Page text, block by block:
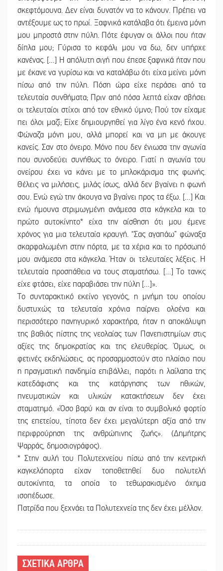
σκεφτόμουνα. Δεν είναι δυνατόν να το κάνουν. Πρέπει να
αντέξουμε ως το πρωί. Ξαφνικά κατάλαβα ότι έμεινα μόνη
μου μπροστά στην πύλη. Πότε έφυγαν οι άλλοι που ήταν
δίπλα μου; Γύρισα το κεφάλι μου να δω, δεν υπήρχε
κανένας. […] Η απόλυτη σιγή που έπεσε ξαφνικά ήταν που
με έκανε να γυρίσω και να καταλάβω ότι είχα μείνει μόνη
πίσω από την πύλη. Πόση ώρα είχε περάσει από τα
τελευταία συνθήματα; Πριν από πόσα λεπτά είχαν σβήσει
οι τελευταίοι στίχοι από τον εθνικό ύμνο; Πού τον είχαμε
πει όλοι μαζί; Είχε δημιουργηθεί για λίγο ένα κενό ήχου.
Φώναζα μόνη μου, αλλά μπορεί και να μη με άκουγε
κανείς. Σαν στο όνειρο. Μόνο που δεν ένιωσα την αγωνία
που συνοδεύει συνήθως το όνειρο. Γιατί η αγωνία του
ονείρου έχει να κάνει με το μπλοκάρισμα της φωνής.
Θέλεις να μιλήσεις, μιλάς ίσως, αλλά δεν βγαίνει η φωνή
σου. Ενώ εγώ την άκουγα να βγαίνει προς τα έξω. […] Και
ενώ ήμουνα στριμωγμένη ανάμεσα στα κάγκελα και το
πρώτο αυτοκίνητο* είχα την αίσθηση ότι μου έμενε
χρόνος για μια τελευταία κραυγή. “Σας αγαπάω” φώναξα
σκαρφαλωμένη στην πόρτα, με τα χέρια και το πρόσωπό
μου ανάμεσα στα κάγκελα. Ήταν οι τελευταίες λέξεις. Η
τελευταία προσπάθεια να τους σταματήσω. […] Το τανκς
είχε φτάσει, είχε παραβιάσει την πύλη […]».
Το συνταρακτικό εκείνο γεγονός, η μνήμη του οποίου
δυστυχώς τα τελευταία χρόνια παίρνει ολοένα και
περισσότερο πανηγυρικό χαρακτήρα, ήταν η αποκάλυψη
της βαθιάς πίστης της νεολαίας των Πανεπιστημίων στις
αξίες της δημοκρατίας και της ελευθερίας. Όμως, οι
φετινές εκδηλώσεις, ας προσαρμοστούν στο πλαίσιο που
η πραγματική πανδημία επιβάλλει, παρότι η λαίλαπα της
κατεδάφισης και της κατάργησης των ηθικών,
πνευματικών και υλικών κατακτήσεων δεν έχει
σταματημό. «Όσο βαρύ και αν είναι το συμβολικό φορτίο
της επετείου, τίποτα δεν έχει μεγαλύτερη αξία από την
περιφρούρηση της ανθρώπινης ζωής». (Δημήτρης
Ψαρράς, δημοσιογράφος).
* Στην αυλή του Πολυτεχνείου πίσω από την κεντρική
καγκελόπορτα είχαν τοποθετηθεί δυο πολυτελή
αυτοκίνητα, τα οποία το τεθωρακισμένο όχημα
ισοπέδωσε.
Πατρίδα που ξεχνάει τα Πολυτεχνεία της δεν έχει μέλλον.
ΣΧΕΤΙΚΑ ΑΡΘΡΑ